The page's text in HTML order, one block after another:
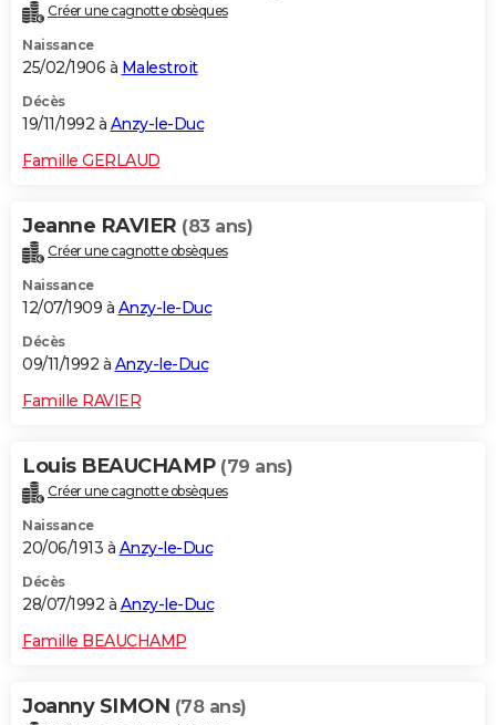
Créer une cagnotte obsèques
Naissance
25/02/1906 à Malestroit
Décès
19/11/1992 à Anzy-le-Duc
Famille GERLAUD
Jeanne RAVIER (83 ans)
Créer une cagnotte obsèques
Naissance
12/07/1909 à Anzy-le-Duc
Décès
09/11/1992 à Anzy-le-Duc
Famille RAVIER
Louis BEAUCHAMP (79 ans)
Créer une cagnotte obsèques
Naissance
20/06/1913 à Anzy-le-Duc
Décès
28/07/1992 à Anzy-le-Duc
Famille BEAUCHAMP
Joanny SIMON (78 ans)